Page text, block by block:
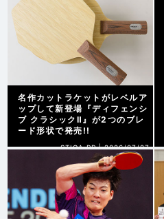
名作カットラケットがレベルア
ップして新登場『ディフェンシ
ブ クラシックⅡ』が2つのブレ
ード形状で発売!!
STIGA PR |2026/07/27